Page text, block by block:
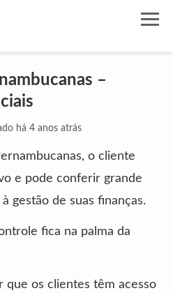
–
há 4 anos atrás
o cliente
e pode conferir grande
gestão de suas finanças.
fica na palma da
que os clientes têm acesso